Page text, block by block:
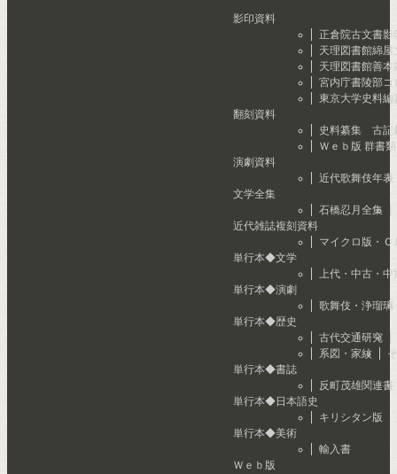
影印資料
正倉院古文書影
天理図書館綿
天理図書館善
宮内庁書陵部コ
東京大学史料編
翻刻資料
史料纂集 古記
Ｗｅｂ版 群書
演劇資料
近代歌舞伎年表
文学全集
石橋忍月全集
近代雑誌複刻資料
マイクロ版・
単行本◆文学
上代・中古・中
単行本◆演劇
歌舞伎・浄瑠璃
単行本◆歴史
古代交通研究
系図・家紋
単行本◆書誌
反町茂雄関連書
単行本◆日本語史
キリシタン版
単行本◆美術
輸入書
Ｗｅｂ版